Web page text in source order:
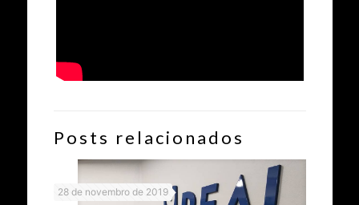
Posts relacionados
28 de novembro de 2019